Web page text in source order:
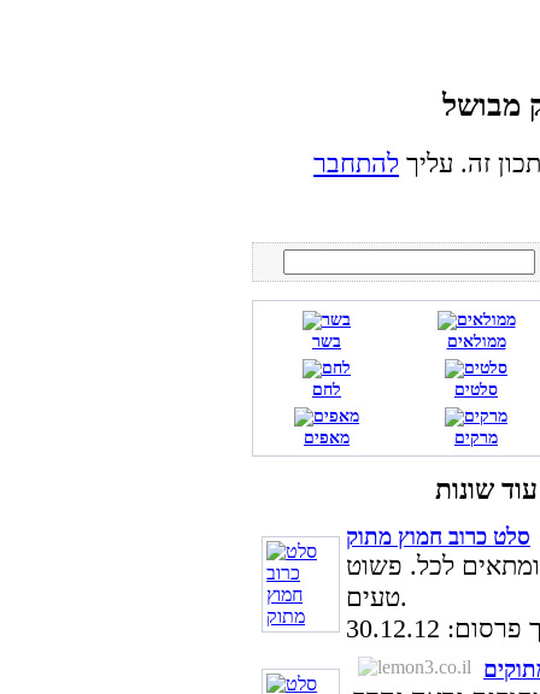
זה. עליך להתחבר
בשר ממולאים
לחם סלטים
מאפים מרקים
סלט כרוב חמוץ מתוק
לכל. פשוט
טעים.
30.12.12